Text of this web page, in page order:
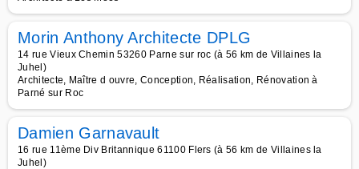
Morin Anthony Architecte DPLG
14 rue Vieux Chemin 53260 Parne sur roc (à 56 km de Villaines la
Juhel)
Architecte, Maître d ouvre, Conception, Réalisation, Rénovation à
Parné sur Roc
Damien Garnavault
16 rue 11ème Div Britannique 61100 Flers (à 56 km de Villaines la
Juhel)